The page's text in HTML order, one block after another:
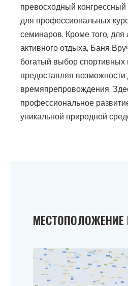
превосходный
для профессиональных
семинаров. Кроме того,
активного отдыха, Баня
богатый выбор
предоставляя возможности
времяпрепровождения.
профессиональное
уникальной природной
МЕСТОПОЛОЖЕНИЕ